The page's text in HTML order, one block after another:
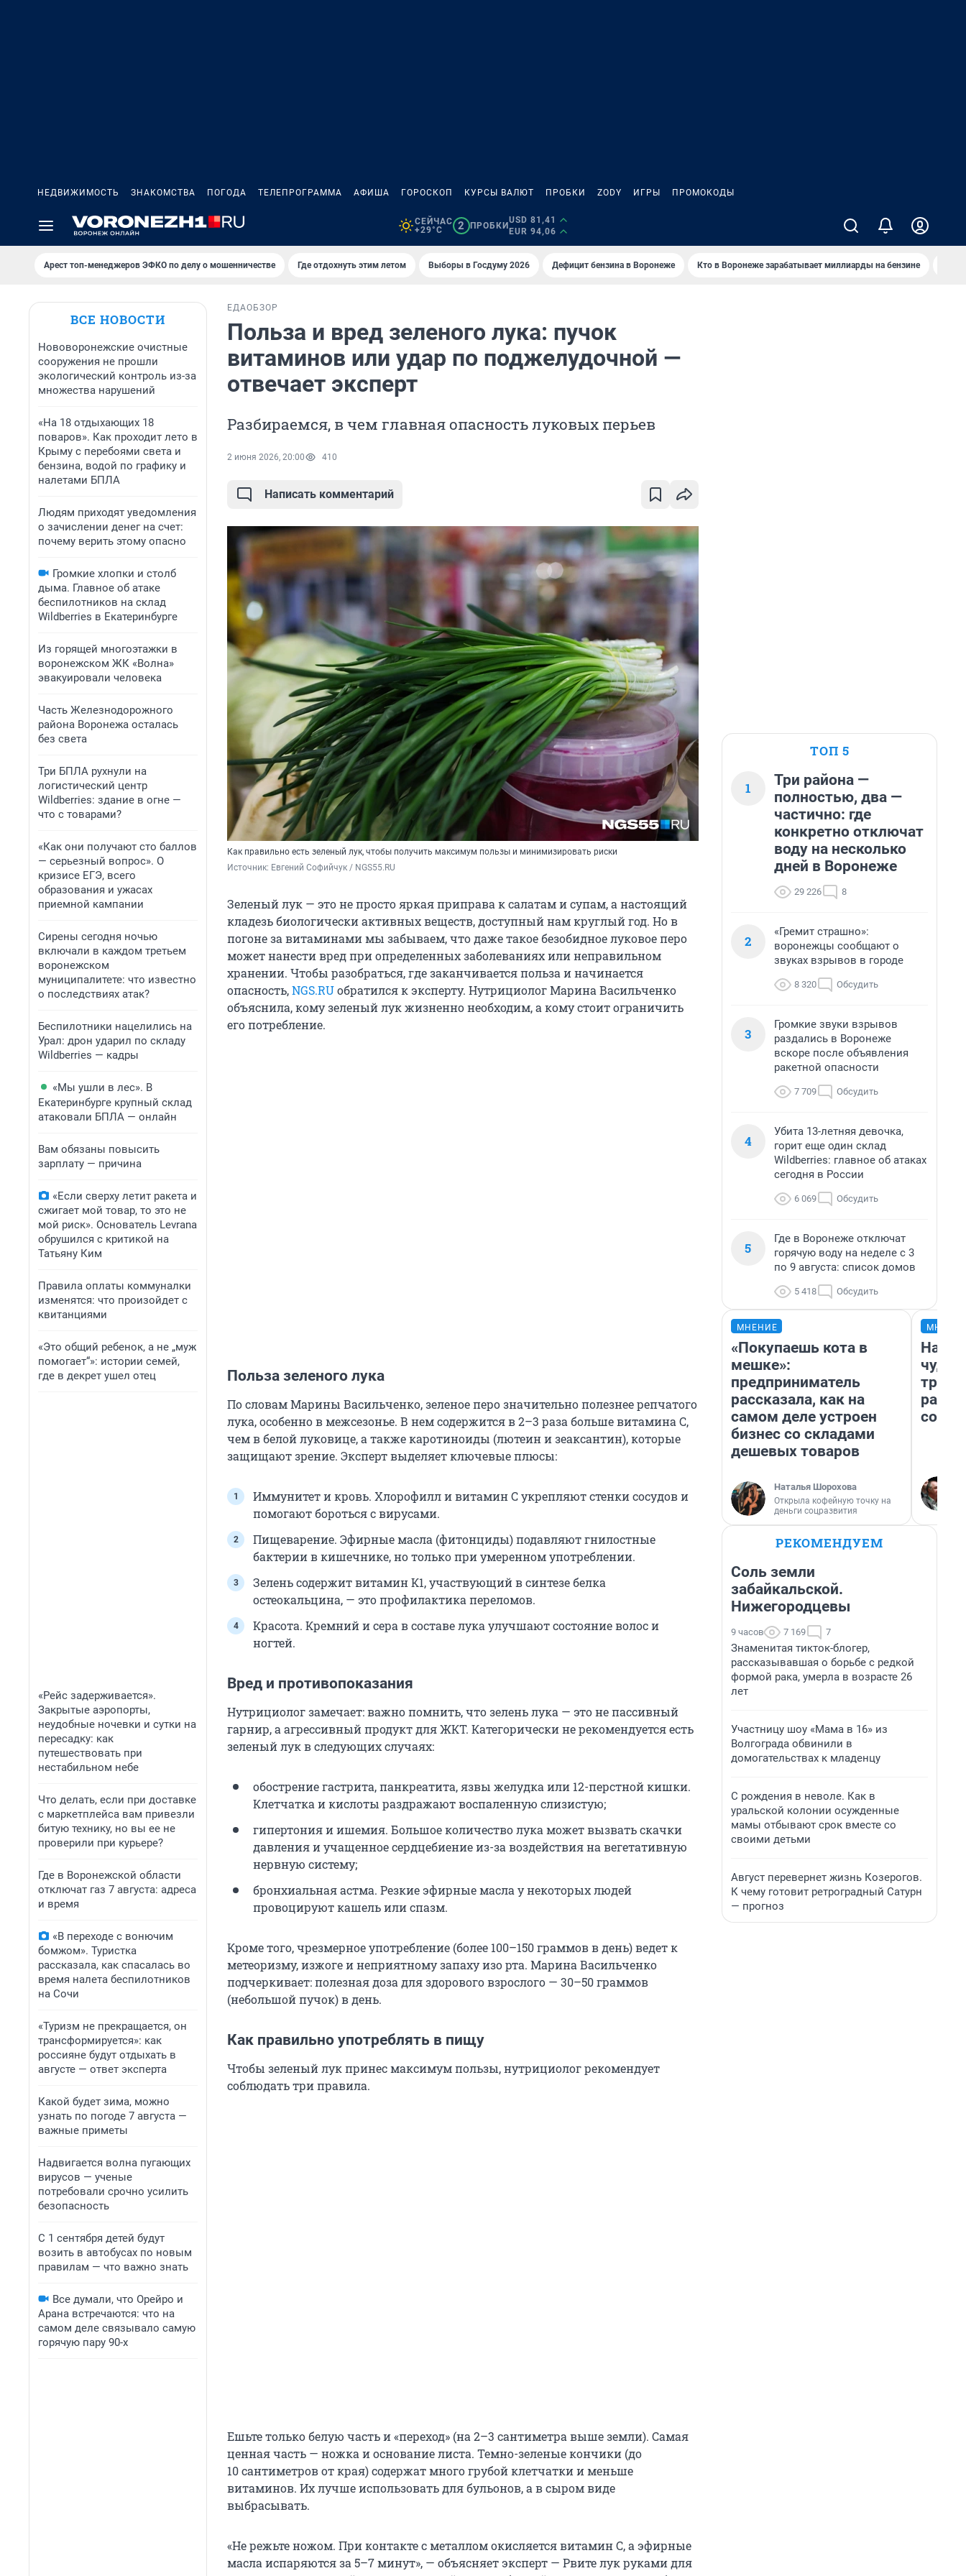
НЕДВИЖИМОСТЬ ЗНАКОМСТВА ПОГОДА ТЕЛЕПРОГРАММА АФИША ГОРОСКОП КУРСЫ ВАЛЮТ ПРОБКИ ZODY ИГРЫ ПРОМОКОДЫ
СЕЙЧАС
+29°C
2 ПРОБКИ
USD 81,41
EUR 94,06
Арест топ-менеджеров ЭФКО по делу о мошенничестве Где отдохнуть этим летом Выборы в Госдуму 2026 Дефицит бензина в Воронеже Кто в Воронеже зарабатывает миллиарды на бензине
ВСЕ НОВОСТИ
Нововоронежские очистные
сооружения не прошли
экологический контроль из-за
множества нарушений
«На 18 отдыхающих 18
поваров». Как проходит лето в
Крыму с перебоями света и
бензина, водой по графику и
налетами БПЛА
Людям приходят уведомления
о зачислении денег на счет:
почему верить этому опасно
Громкие хлопки и столб
дыма. Главное об атаке
беспилотников на склад
Wildberries в Екатеринбурге
Из горящей многоэтажки в
воронежском ЖК «Волна»
эвакуировали человека
Часть Железнодорожного
района Воронежа осталась
без света
Три БПЛА рухнули на
логистический центр
Wildberries: здание в огне —
что с товарами?
«Как они получают сто баллов
— серьезный вопрос». О
кризисе ЕГЭ, всего
образования и ужасах
приемной кампании
Сирены сегодня ночью
включали в каждом третьем
воронежском
муниципалитете: что известно
о последствиях атак?
Беспилотники нацелились на
Урал: дрон ударил по складу
Wildberries — кадры
«Мы ушли в лес». В
Екатеринбурге крупный склад
атаковали БПЛА — онлайн
Вам обязаны повысить
зарплату — причина
«Если сверху летит ракета и
сжигает мой товар, то это не
мой риск». Основатель Levrana
обрушился с критикой на
Татьяну Ким
Правила оплаты коммуналки
изменятся: что произойдет с
квитанциями
«Это общий ребенок, а не „муж
помогает“»: истории семей,
где в декрет ушел отец
«Рейс задерживается».
Закрытые аэропорты,
неудобные ночевки и сутки на
пересадку: как
путешествовать при
нестабильном небе
Что делать, если при доставке
с маркетплейса вам привезли
битую технику, но вы ее не
проверили при курьере?
Где в Воронежской области
отключат газ 7 августа: адреса
и время
«В переходе с вонючим
бомжом». Туристка
рассказала, как спасалась во
время налета беспилотников
на Сочи
«Туризм не прекращается, он
трансформируется»: как
россияне будут отдыхать в
августе — ответ эксперта
Какой будет зима, можно
узнать по погоде 7 августа —
важные приметы
Надвигается волна пугающих
вирусов — ученые
потребовали срочно усилить
безопасность
С 1 сентября детей будут
возить в автобусах по новым
правилам — что важно знать
Все думали, что Орейро и
Арана встречаются: что на
самом деле связывало самую
горячую пару 90-х
ЕДАОБЗОР
Польза и вред зеленого лука: пучок
витаминов или удар по поджелудочной —
отвечает эксперт
Разбираемся, в чем главная опасность луковых перьев
2 июня 2026, 20:00 410
Написать комментарий
Как правильно есть зеленый лук, чтобы получить максимум пользы и минимизировать риски
Источник: Евгений Софийчук / NGS55.RU
Зеленый лук — это не просто яркая приправа к салатам и супам, а настоящий
кладезь биологически активных веществ, доступный нам круглый год. Но в
погоне за витаминами мы забываем, что даже такое безобидное луковое перо
может нанести вред при определенных заболеваниях или неправильном
хранении. Чтобы разобраться, где заканчивается польза и начинается
опасность,NGS.RUобратился к эксперту. Нутрициолог Марина Васильченко
объяснила, кому зеленый лук жизненно необходим, а кому стоит ограничить
его потребление.
Польза зеленого лука
По словам Марины Васильченко, зеленое перо значительно полезнее репчатого
лука, особенно в межсезонье. В нем содержится в 2–3 раза больше витамина С,
чем в белой луковице, а также каротиноиды (лютеин и зеаксантин), которые
защищают зрение. Эксперт выделяет ключевые плюсы:
Иммунитет и кровь. Хлорофилл и витамин C укрепляют стенки сосудов и
помогают бороться с вирусами.
Пищеварение. Эфирные масла (фитонциды) подавляют гнилостные
бактерии в кишечнике, но только при умеренном употреблении.
Зелень содержит витамин К1, участвующий в синтезе белка
остеокальцина, — это профилактика переломов.
Красота. Кремний и сера в составе лука улучшают состояние волос и
ногтей.
Вред и противопоказания
Нутрициолог замечает: важно помнить, что зелень лука — это не пассивный
гарнир, а агрессивный продукт для ЖКТ. Категорически не рекомендуется есть
зеленый лук в следующих случаях:
обострение гастрита, панкреатита, язвы желудка или 12-перстной кишки.
Клетчатка и кислоты раздражают воспаленную слизистую;
гипертония и ишемия. Большое количество лука может вызвать скачки
давления и учащенное сердцебиение из-за воздействия на вегетативную
нервную систему;
бронхиальная астма. Резкие эфирные масла у некоторых людей
провоцируют кашель или спазм.
Кроме того, чрезмерное употребление (более 100–150 граммов в день) ведет к
метеоризму, изжоге и неприятному запаху изо рта. Марина Васильченко
подчеркивает: полезная доза для здорового взрослого — 30–50 граммов
(небольшой пучок) в день.
Как правильно употреблять в пищу
Чтобы зеленый лук принес максимум пользы, нутрициолог рекомендует
соблюдать три правила.
Ешьте только белую часть и «переход» (на 2–3 сантиметра выше земли). Самая
ценная часть — ножка и основание листа. Темно-зеленые кончики (до
10 сантиметров от края) содержат много грубой клетчатки и меньше
витаминов. Их лучше использовать для бульонов, а в сыром виде
выбрасывать.
«Не режьте ножом. При контакте с металлом окисляется витамин С, а эфирные
масла испаряются за 5–7 минут», — объясняет эксперт — Рвите лук руками для
ТОП 5
1
Три района —
полностью, два —
частично: где
конкретно отключат
воду на несколько
дней в Воронеже
29 226 8
2
«Гремит страшно»:
воронежцы сообщают о
звуках взрывов в городе
8 320 Обсудить
3
Громкие звуки взрывов
раздались в Воронеже
вскоре после объявления
ракетной опасности
7 709 Обсудить
4
Убита 13-летняя девочка,
горит еще один склад
Wildberries: главное об атаках
сегодня в России
6 069 Обсудить
5
Где в Воронеже отключат
горячую воду на неделе с 3
по 9 августа: список домов
5 418 Обсудить
МНЕНИЕ
«Покупаешь кота в
мешке»:
предприниматель
рассказала, как на
самом деле устроен
бизнес со складами
дешевых товаров
Наталья Шорохова
Открыла кофейную точку на
деньги соцразвития
РЕКОМЕНДУЕМ
Соль земли
забайкальской.
Нижегородцевы
9 часов 7 169 7
Знаменитая тикток-блогер,
рассказывавшая о борьбе с редкой
формой рака, умерла в возрасте 26
лет
Участницу шоу «Мама в 16» из
Волгограда обвинили в
домогательствах к младенцу
С рождения в неволе. Как в
уральской колонии осужденные
мамы отбывают срок вместе со
своими детьми
Август перевернет жизнь Козерогов.
К чему готовит ретроградный Сатурн
— прогноз